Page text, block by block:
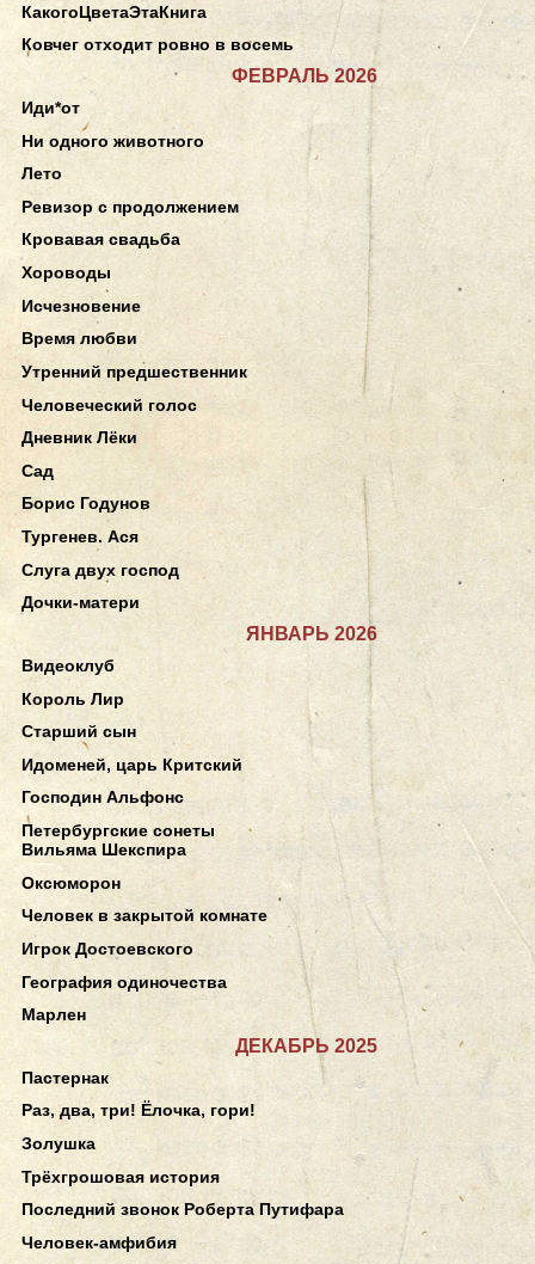
КакогоЦветаЭтаКнига
Ковчег отходит ровно в восемь
ФЕВРАЛЬ 2026
Иди*от
Ни одного животного
Лето
Ревизор с продолжением
Кровавая свадьба
Хороводы
Исчезновение
Время любви
Утренний предшественник
Человеческий голос
Дневник Лёки
Сад
Борис Годунов
Тургенев. Ася
Слуга двух господ
Дочки-матери
ЯНВАРЬ 2026
Видеоклуб
Король Лир
Старший сын
Идоменей, царь Критский
Господин Альфонс
Петербургские сонеты
Вильяма Шекспира
Оксюморон
Человек в закрытой комнате
Игрок Достоевского
География одиночества
Марлен
ДЕКАБРЬ 2025
Пастернак
Раз, два, три! Ёлочка, гори!
Золушка
Трёхгрошовая история
Последний звонок Роберта Путифара
Человек-амфибия